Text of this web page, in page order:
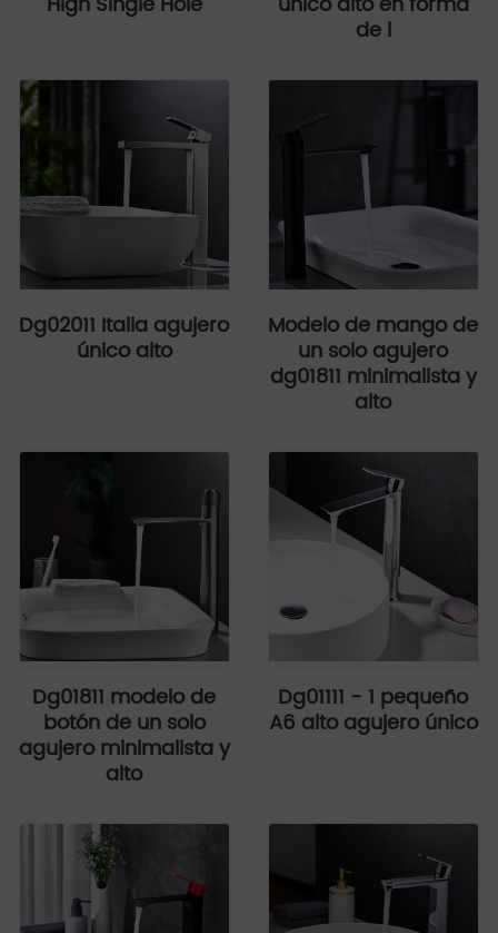
de l
Dg02011 Italia agujero
único alto
Modelo de mango de
un solo agujero
dg01811 minimalista y
alto
Dg01811 modelo de
botón de un solo
agujero minimalista y
alto
Dg01111 - 1 pequeño
A6 alto agujero único